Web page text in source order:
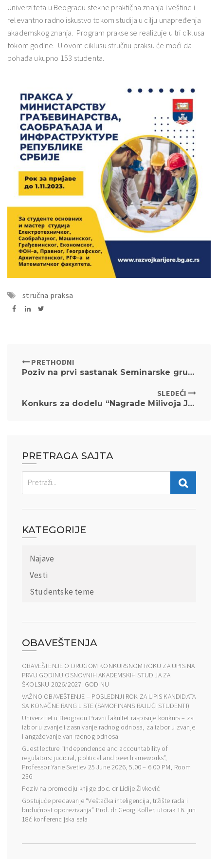
Univerziteta u Beogradu stekne praktična znanja i veštine i
relevantno radno iskustvo tokom studija u cilju unapređenja
akademskog znanja. Program prakse se realizuje u tri ciklusa
tokom godine. U ovom ciklusu stručnu praksu će moći da
pohađa ukupno 153 studenta.
stručna praksa
PRETHODNI
Poziv na prvi sastanak Seminarske grupe iz Uvoda u pravo
SLEDEĆI
Konkurs za dodelu “Nagrade Milivoja Jovanovića i Luke Ćelovića”
PRETRAGA SAJTA
KATEGORIJE
Najave
Vesti
Studentske teme
OBAVEŠTENJA
OBAVEŠTENJE O DRUGOM KONKURSNOM ROKU ZA UPIS NA
PRVU GODINU OSNOVNIH AKADEMSKIH STUDIJA ZA
ŠKOLSKU 2026/2027. GODINU
VAŽNO OBAVEŠTENJE – POSLEDNJI ROK ZA UPIS KANDIDATA
SA KONAČNE RANG LISTE (SAMOFINANSIRAJUĆI STUDENTI)
Univerzitet u Beogradu Pravni fakultet raspisuje konkurs – za
izbor u zvanje i zasnivanje radnog odnosa, za izbor u zvanje
i angažovanje van radnog odnosa
Guest lecture “Independence and accountability of
regulators: judicial, political and peer frameworks”,
Professor Yane Svetiev 25 June 2026, 5.00 – 6.00 PM, Room
236
Poziv na promociju knjige doc. dr Lidije Živković
Gostujuće predavanje “Veštačka inteligencija, tržište rada i
budućnost oporezivanja” Prof. dr Georg Kofler, utorak 16. jun
18č konferencijska sala